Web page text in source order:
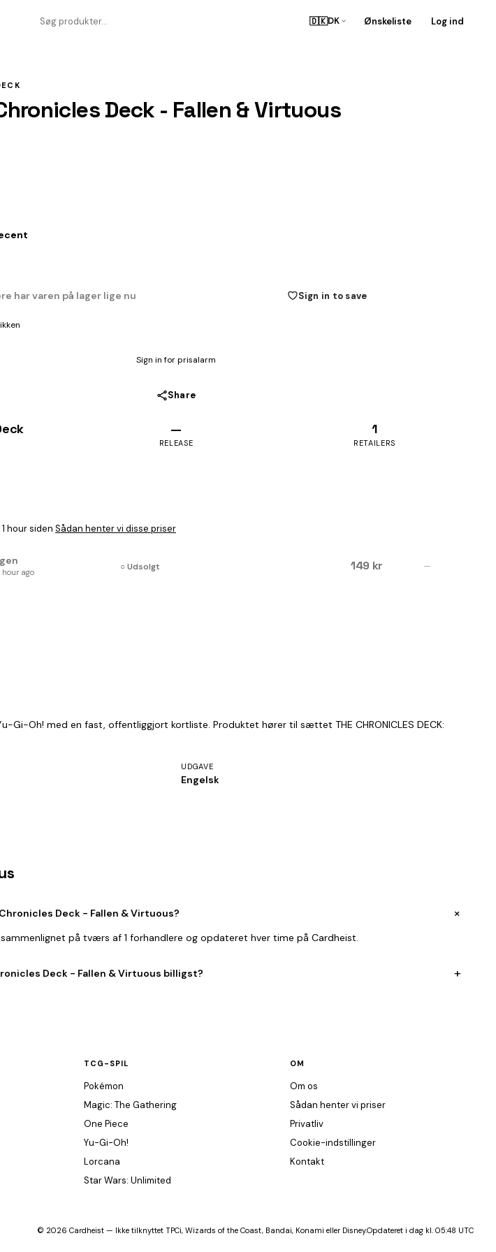
🇩🇰DK Ønskeliste Log ind
Deck - Fallen & Virtuous
har varen på lager lige nu Sign in to save
Sign in for prisalarm
Share
—
RELEASE
1
RETAILERS
hour siden Sådan henter vi disse priser
hour ago ○ Udsolgt 149 kr —
Oh! med en fast, offentliggjort kortliste. Produktet hører til sættet THE CHRONICLES DECK:
UDGAVE
Engelsk
Deck - Fallen & Virtuous? +
på tværs af 1 forhandlere og opdateret hver time på Cardheist.
Deck - Fallen & Virtuous billigst? +
TCG-SPIL
Pokémon
Magic: The Gathering
One Piece
Yu-Gi-Oh!
Lorcana
Star Wars: Unlimited
OM
Om os
Sådan henter vi priser
Privatliv
Cookie-indstillinger
Kontakt
© 2026 Cardheist — Ikke tilknyttet TPCi, Wizards of the Coast, Bandai, Konami eller Disney.Opdateret i dag kl. 05:48 UTC